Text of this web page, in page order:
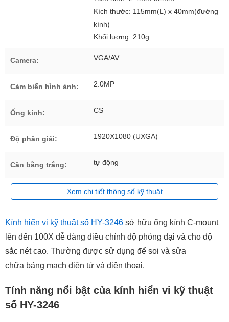
Kích thước: 115mm(L) x 40mm(đường
kính)
Khối lượng: 210g
Camera: VGA/AV
Cảm biến hình ảnh: 2.0MP
Ống kính: CS
Độ phân giải: 1920X1080 (UXGA)
Cân bằng trắng: tự động
Xem chi tiết thông số kỹ thuật
Kính hiển vi kỹ thuật số HY-3246 sở hữu ống kính C-mount
lên đến 100X dễ dàng điều chỉnh độ phóng đại và cho độ
sắc nét cao. Thường được sử dụng để soi và sửa
chữa bảng mạch điện tử và điện thoại.
Tính năng nổi bật của kính hiển vi kỹ thuật
số HY-3246